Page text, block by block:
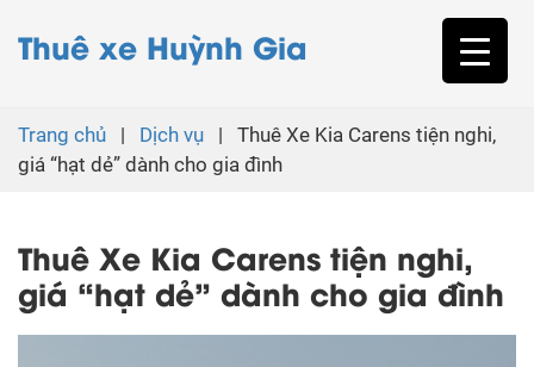
Thuê xe Huỳnh Gia
Trang chủ | Dịch vụ |
Thuê Xe Kia Carens tiện nghi,
giá “hạt dẻ” dành cho gia đình
Thuê Xe Kia Carens tiện nghi,
giá “hạt dẻ” dành cho gia đình